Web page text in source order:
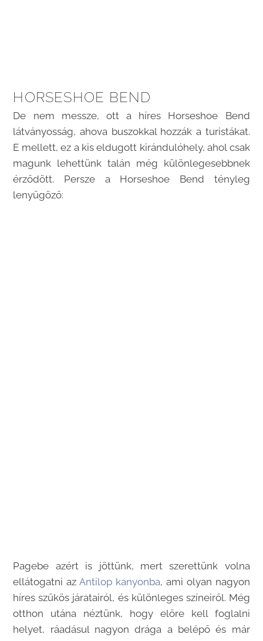
HORSESHOE BEND
De nem messze, ott a híres Horseshoe Bend
látványosság, ahova buszokkal hozzák a turistákat.
E mellett, ez a kis eldugott kirándulóhely, ahol csak
magunk lehettünk talán még különlegesebbnek
érződött. Persze a Horseshoe Bend tényleg
lenyűgöző:
Pagebe azért is jöttünk, mert szerettünk volna
ellátogatni azAntilop kanyonba, ami olyan nagyon
híres szűkös járatairól, és különleges színeiről. Még
otthon utána néztünk, hogy előre kell foglalni
helyet, ráadásul nagyon drága a belépő és már